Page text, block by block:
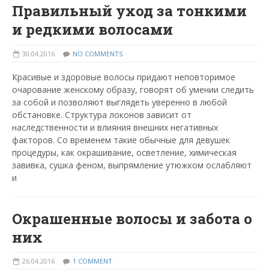
Правильный уход за тонкими
и редкими волосами
30.04.2016 NO COMMENTS
Красивые и здоровые волосы придают неповторимое
очарование женскому образу, говорят об умении следить
за собой и позволяют выглядеть уверенно в любой
обстановке. Структура локонов зависит от
наследственности и влияния внешних негативных
факторов. Со временем такие обычные для девушек
процедуры, как окрашивание, осветление, химическая
завивка, сушка феном, выпрямление утюжком ослабляют
и
Окрашенные волосы и забота о
них
26.04.2016 1 COMMENT